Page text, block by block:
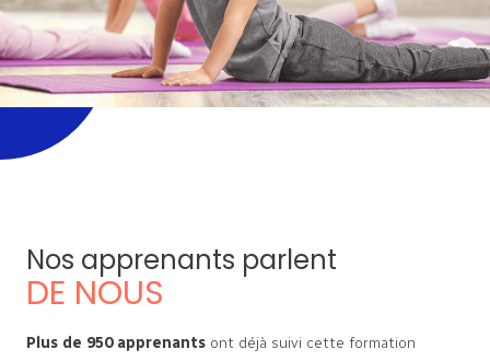
Nos apprenants parlent
DE NOUS
Plus de 950 apprenants ont déjà suivi cette formation